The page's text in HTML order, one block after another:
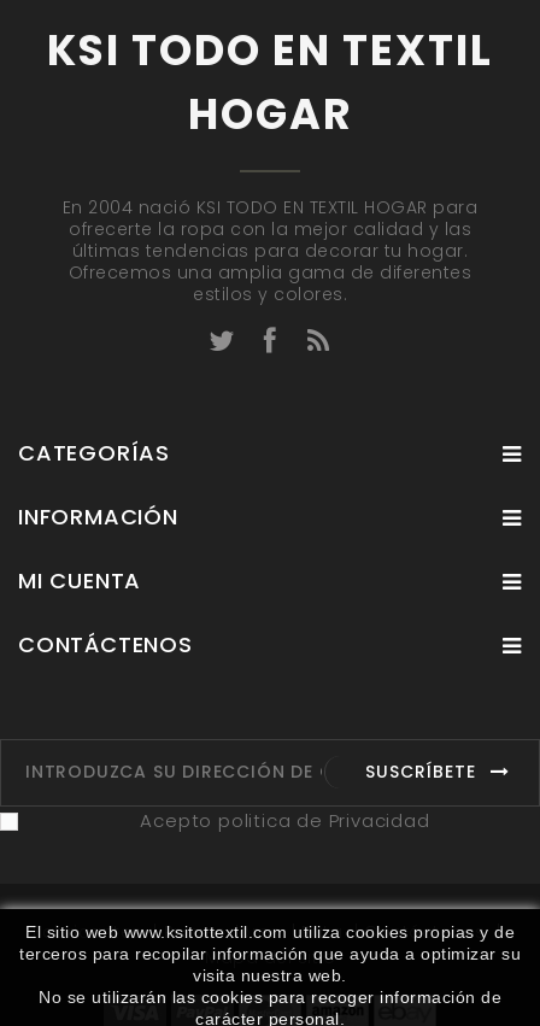
KSI TODO EN TEXTIL
HOGAR
En 2004 nació KSI TODO EN TEXTIL HOGAR para
ofrecerte la ropa con la mejor calidad y las
últimas tendencias para decorar tu hogar.
Ofrecemos una amplia gama de diferentes
estilos y colores.
CATEGORÍAS
INFORMACIÓN
MI CUENTA
CONTÁCTENOS
El sitio web www.ksitottextil.com utiliza cookies propias y de
terceros para recopilar información que ayuda a optimizar su
visita nuestra web.
No se utilizarán las cookies para recoger información de
carácter personal.
SUSCRÍBETE
Acepto politica de Privacidad
Fabricantes Proveedores Ruta
Contáctenos
Mapa del sitio